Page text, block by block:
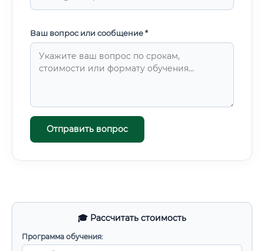
🎓 Рассчитать стоимость
Программа обучения:
Ваш вопрос или сообщение *
Отправить вопрос